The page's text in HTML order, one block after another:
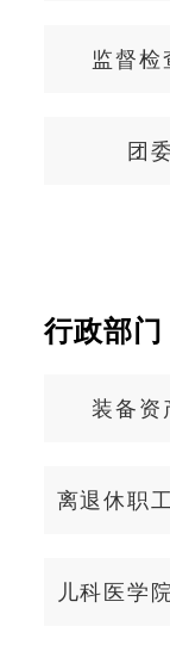
监督检
团
行政部门
装备资产部
休职工服务部
医学院办公室